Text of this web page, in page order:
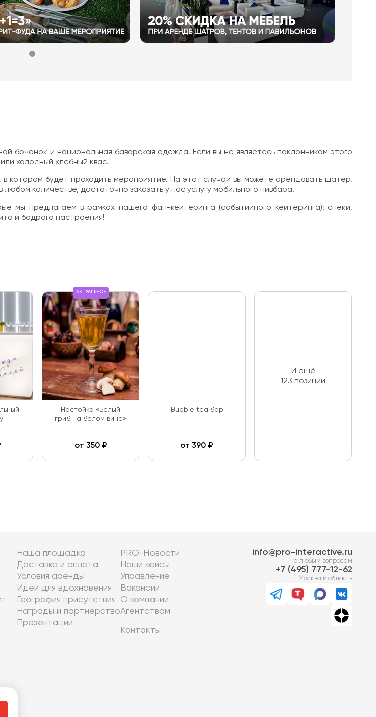
бочонок и национальная баварская одежда. Если вы не являетесь поклонником этого
холодный хлебный квас.
котором будет проходить мероприятие. На этот случай вы можете арендовать шатер,
количестве, достаточно заказать у нас услугу мобильного пивбара.
мы предлагаем в рамках нашего фан-кейтеринга (событийного кейтеринга): снеки,
и бодрого настроения!
АКТУАЛЬНОЕ
Настойка «Белый
гриб на белом вине»
от 350₽
Bubble tea бар
от 390 ₽
И ещё
123 позиции
Наша площадка
Доставка и оплата
Условия аренды
Идеи для вдохновения
География присутствия
Награды и партнерство
Презентации
PRO-Новости
Наши кейсы
Управление
Вакансии
О компании
Агентствам
Контакты
info@pro-interactive.ru
По любым вопросам
7 (495) 777-12-62
Москва и область